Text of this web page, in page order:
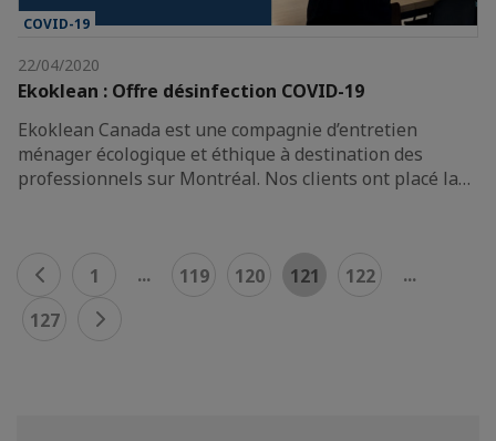
COVID-19
22/04/2020
Ekoklean : Offre désinfection COVID-19
Ekoklean Canada est une compagnie d’entretien
ménager écologique et éthique à destination des
professionnels sur Montréal. Nos clients ont placé la…
1 ... 119 120 121 122
...
127